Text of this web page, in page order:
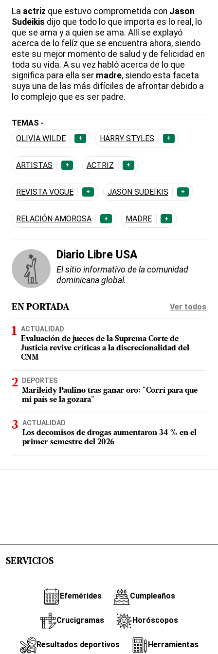
La actriz que estuvo comprometida con Jason
Sudeikis dijo que todo lo que importa es lo real, lo
que se ama y a quien se ama. Allí se explayó
acerca de lo felíz que se encuentra ahora, siendo
este su mejor momento de salud y de felicidad en
toda su vida. A su vez habló acerca de lo que
significa para ella ser madre, siendo esta faceta
suya una de las más difíciles de afrontar debido a
lo complejo que es ser padre.
TEMAS -
OLIVIA WILDE
+ HARRY STYLES +
ARTISTAS + ACTRIZ +
REVISTA VOGUE + JASON SUDEIKIS +
RELACIÓN AMOROSA + MADRE +
Diario Libre USA
El sitio informativo de la comunidad
dominicana global.
EN PORTADA Ver todos
ACTUALIDAD
Evaluación de jueces de la Suprema Corte de
Justicia revive críticas a la discrecionalidad del
CNM
DEPORTES
Marileidy Paulino tras ganar oro: "Corrí para que
mi país se la gozara"
ACTUALIDAD
Los decomisos de drogas aumentaron 34 % en el
primer semestre del 2026
SERVICIOS
Efemérides Cumpleaños
Crucigramas Horóscopos
Resultados deportivos Herramientas